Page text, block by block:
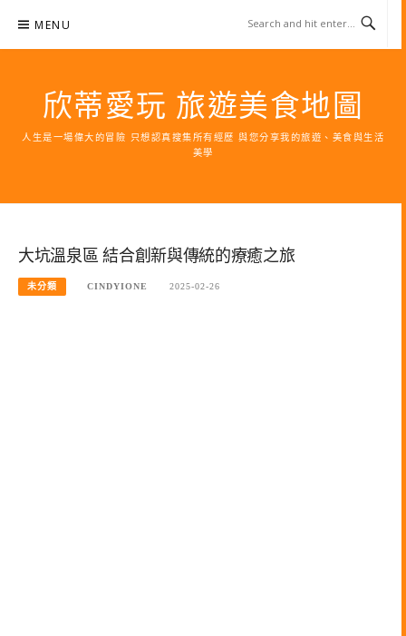
content
MENU
欣蒂愛玩 旅遊美食地圖
人生是一場偉大的冒險 只想認真搜集所有經歷 與您分享我的旅遊、美食與生活
美學
大坑溫泉區 結合創新與傳統的療癒之旅
未分類 CINDYIONE 2025-02-26